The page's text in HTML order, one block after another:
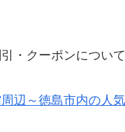
・クーポンについて
辺～徳島市内の人